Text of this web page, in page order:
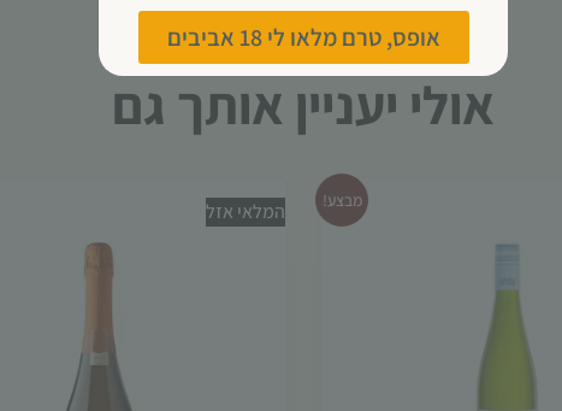
אולי יעניין אותך גם
מבצע! המלאי אזל
מהפונקציות
באתר
עשויות
להיעלם.
על ידי
שיתוף
אופס, טרם מלאו לי 18 אביבים